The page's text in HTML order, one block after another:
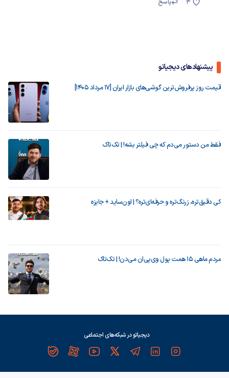
پاسخ
3
پیشنهادهای دیجیاتو
قیمت روز پرفروش‌ترین گوشی‌های بازار ایران [17 مرداد 1405]
فقط من دستور می‌دم که چی فیلتر بشه! | تک‌تاک
کی دقیق‌تره، زرنگ‌تره و حرفه‌ای‌تره؟ | اون‌ساید + جایزه
مردم ماهی ۱۵ همت پول وی‌پی‌ان می‌دن! | تک‌تاک
دیجیاتو در شبکه‌های اجتماعی